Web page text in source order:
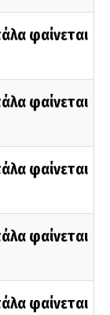
φαίνεται
φαίνεται
φαίνεται
φαίνεται
φαίνεται